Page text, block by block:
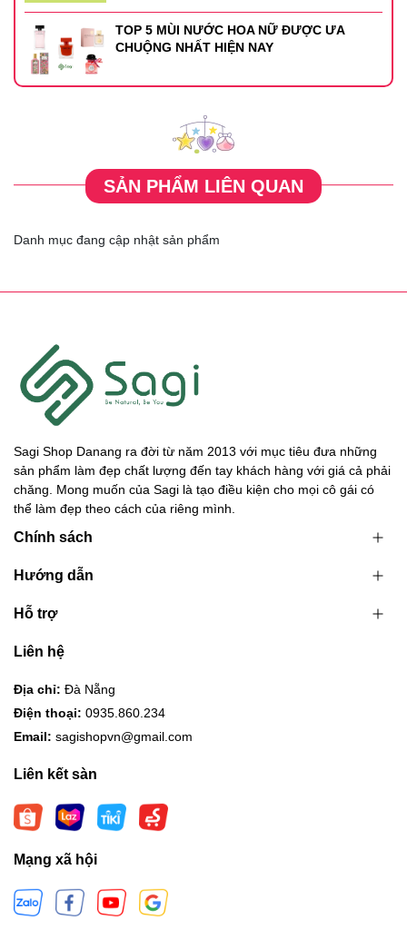
TOP 5 MÙI NƯỚC HOA NỮ ĐƯỢC ƯA
CHUỘNG NHẤT HIỆN NAY
SẢN PHẨM LIÊN QUAN
Danh mục đang cập nhật sản phẩm
Sagi Shop Danang ra đời từ năm 2013 với mục tiêu đưa những
sản phẩm làm đẹp chất lượng đến tay khách hàng với giá cả phải
chăng. Mong muốn của Sagi là tạo điều kiện cho mọi cô gái có
thể làm đẹp theo cách của riêng mình.
Chính sách
Hướng dẫn
Hỗ trợ
Liên hệ
Địa chỉ: Đà Nẵng
Điện thoại: 0935.860.234
Email: sagishopvn@gmail.com
Liên kết sàn
Mạng xã hội